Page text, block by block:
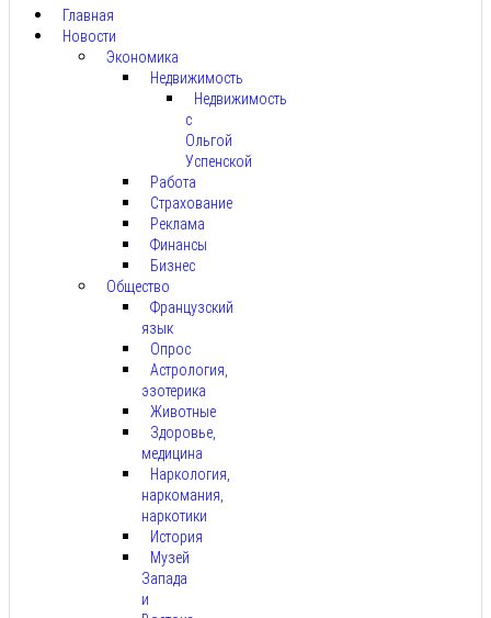
Главная
Новости
Экономика
Недвижимость
Недвижимость
с
Ольгой
Успенской
Работа
Страхование
Реклама
Финансы
Бизнес
Общество
Французский
язык
Опрос
Астрология,
эзотерика
Животные
Здоровье,
медицина
Наркология,
наркомания,
наркотики
История
Музей
Запада
и